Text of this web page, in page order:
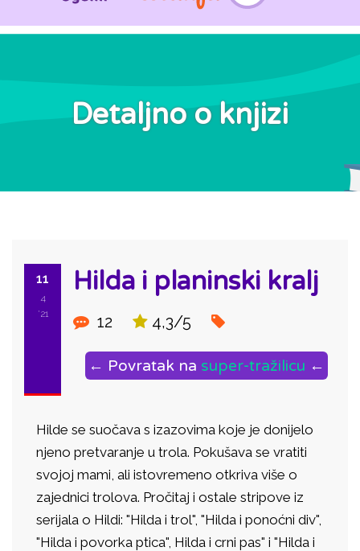
Detaljno o knjizi
11
4
'21
Hilda i planinski kralj
12 4,3/5
← Povratak na super-tražilicu ←
Hilde se suočava s izazovima koje je donijelo
njeno pretvaranje u trola. Pokušava se vratiti
svojoj mami, ali istovremeno otkriva više o
zajednici trolova. Pročitaj i ostale stripove iz
serijala o Hildi: "Hilda i trol", "Hilda i ponoćni div",
"Hilda i povorka ptica", Hilda i crni pas" i "Hilda i